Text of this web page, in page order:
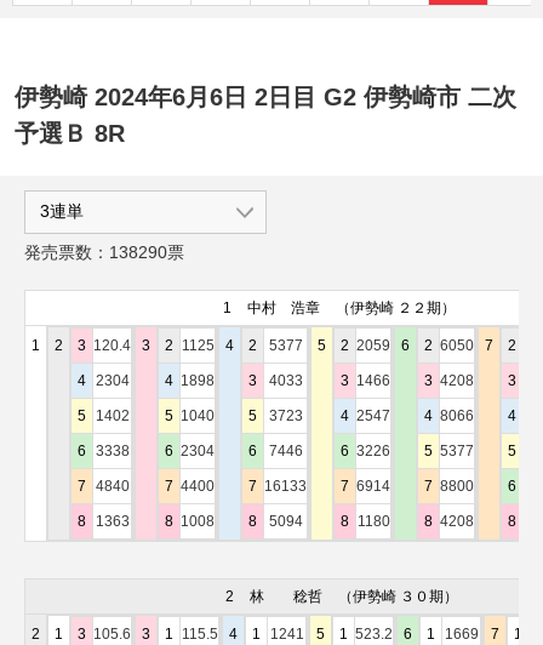
伊勢崎 2024年6月6日 2日目 G2 伊勢崎市 二次
予選Ｂ 8R
発売票数：138290票
1 中村 浩章 （伊勢崎 ２２期）
1 2 3 120.4
4 2304
5 1402
6 3338
7 4840
8 1363
3 2 1125
4 1898
5 1040
6 2304
7 4400
8 1008
4 2 5377
3 4033
5 3723
6 7446
7 16133
8 5094
5 2 2059
3 1466
4 2547
6 3226
7 6914
8 1180
6 2 6050
3 4208
4 8066
5 5377
7 8800
8 4208
7 2
3
4
5
6
8
2 林 稔哲 （伊勢崎 ３０期）
2 1 3 105.6 3 1 115.5 4 1 1241 5 1 523.2 6 1 1669 7 1